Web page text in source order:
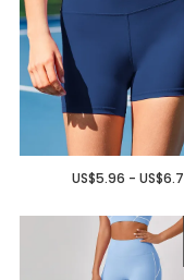
US$5.96 - US$6.7